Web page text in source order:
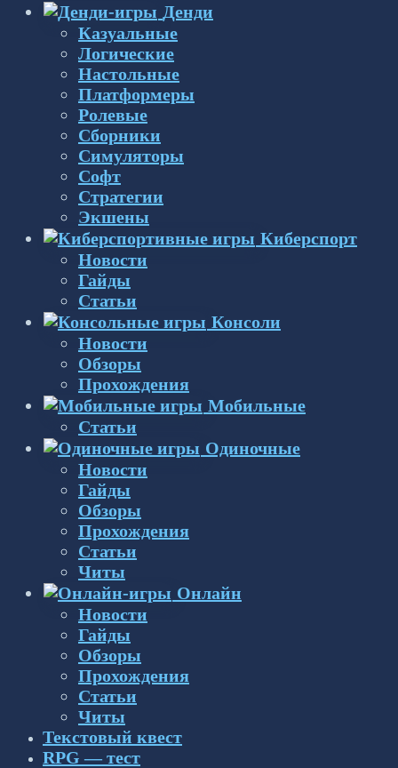
Денди
Казуальные
Логические
Настольные
Платформеры
Ролевые
Сборники
Симуляторы
Софт
Стратегии
Экшены
Киберспорт
Новости
Гайды
Статьи
Консоли
Новости
Обзоры
Прохождения
Мобильные
Статьи
Одиночные
Новости
Гайды
Обзоры
Прохождения
Статьи
Читы
Онлайн
Новости
Гайды
Обзоры
Прохождения
Статьи
Читы
Текстовый квест
RPG — тест